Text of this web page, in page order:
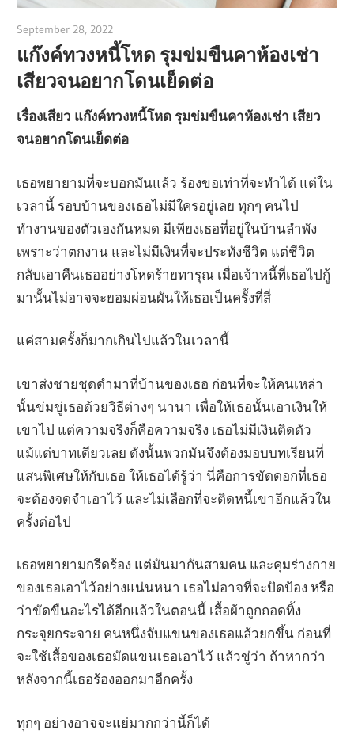
September 28, 2022
แก๊งค์ทวงหนี้โหด รุมข่มขืนคาห้องเช่า
เสียวจนอยากโดนเย็ดต่อ
เรื่องเสียว แก๊งค์ทวงหนี้โหด รุมข่มขืนคาห้องเช่า เสียว
จนอยากโดนเย็ดต่อ
เธอพยายามที่จะบอกมันแล้ว ร้องขอเท่าที่จะทำได้ แต่ใน
เวลานี้ รอบบ้านของเธอไม่มีใครอยู่เลย ทุกๆ คนไป
ทำงานของตัวเองกันหมด มีเพียงเธอที่อยู่ในบ้านลำพัง
เพราะว่าตกงาน และไม่มีเงินที่จะประทังชีวิต แต่ชีวิต
กลับเอาคืนเธออย่างโหดร้ายทารุณ เมื่อเจ้าหนี้ที่เธอไปกู้
มานั้นไม่อาจจะยอมผ่อนผันให้เธอเป็นครั้งที่สี่
แค่สามครั้งก็มากเกินไปแล้วในเวลานี้
เขาส่งชายชุดดำมาที่บ้านของเธอ ก่อนที่จะให้คนเหล่า
นั้นข่มขู่เธอด้วยวิธีต่างๆ นานา เพื่อให้เธอนั้นเอาเงินให้
เขาไป แต่ความจริงก็คือความจริง เธอไม่มีเงินติดตัว
แม้แต่บาทเดียวเลย ดังนั้นพวกมันจึงต้องมอบบทเรียนที่
แสนพิเศษให้กับเธอ ให้เธอได้รู้ว่า นี่คือการขัดดอกที่เธอ
จะต้องจดจำเอาไว้ และไม่เลือกที่จะติดหนี้เขาอีกแล้วใน
ครั้งต่อไป
เธอพยายามกรีดร้อง แต่มันมากันสามคน และคุมร่างกาย
ของเธอเอาไว้อย่างแน่นหนา เธอไม่อาจที่จะปัดป้อง หรือ
ว่าขัดขืนอะไรได้อีกแล้วในตอนนี้ เสื้อผ้าถูกถอดทิ้ง
กระจุยกระจาย คนหนึ่งจับแขนของเธอแล้วยกขึ้น ก่อนที่
จะใช้เสื้อของเธอมัดแขนเธอเอาไว้ แล้วขู่ว่า ถ้าหากว่า
หลังจากนี้เธอร้องออกมาอีกครั้ง
ทุกๆ อย่างอาจจะแย่มากกว่านี้ก็ได้